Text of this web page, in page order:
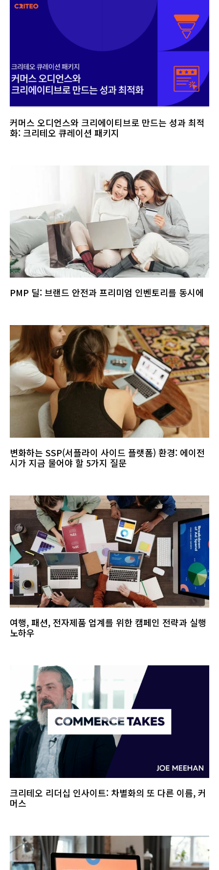
커머스 오디언스와 크리에이티브로 만드는 성과 최적
화: 크리테오 큐레이션 패키지
PMP 딜: 브랜드 안전과 프리미엄 인벤토리를 동시에
변화하는 SSP(서플라이 사이드 플랫폼) 환경: 에이전
시가 지금 물어야 할 5가지 질문
여행, 패션, 전자제품 업계를 위한 캠페인 전략과 실행
노하우
크리테오 리더십 인사이트: 차별화의 또 다른 이름, 커
머스